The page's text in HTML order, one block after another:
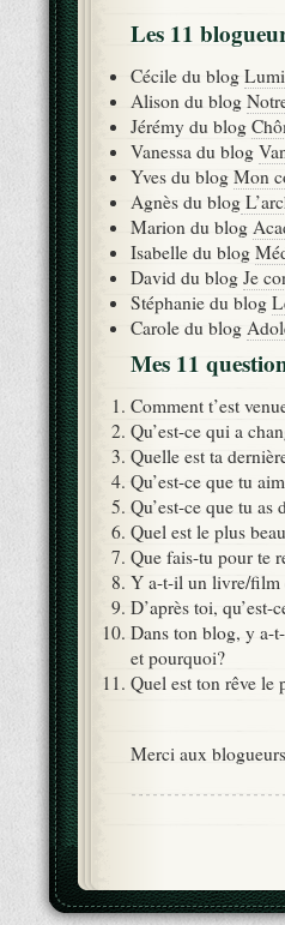
Les 11
Cécile du blog
Alison du blog
Jérémy du blog
Vanessa du blog
Yves du blog Mon
Agnès du blog
Marion du blog
Isabelle du blog
David du blog Je
Stéphanie du blog
Carole du blog
Mes 11
Comment t’est
Qu’est-ce qui a
Quelle est ta
Qu’est-ce que tu
Qu’est-ce que tu as
Quel est le plus
Que fais-tu pour te
Y a-t-il un livre/film
D’après toi, qu’est-
Dans ton blog, y a-
et pourquoi?
Quel est ton rêve le
Merci aux